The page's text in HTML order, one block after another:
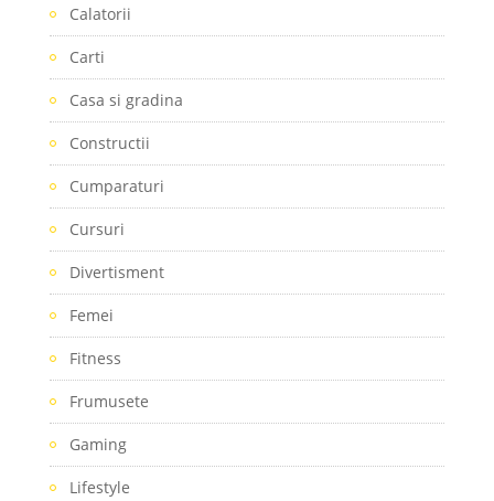
Calatorii
Carti
Casa si gradina
Constructii
Cumparaturi
Cursuri
Divertisment
Femei
Fitness
Frumusete
Gaming
Lifestyle